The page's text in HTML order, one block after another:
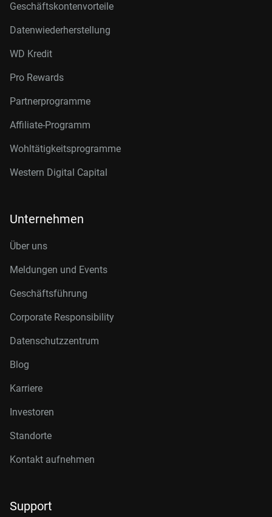
Geschäftskontenvorteile
Datenwiederherstellung
WD Kredit
Pro Rewards
Partnerprogramme
Affiliate-Programm
Wohltätigkeitsprogramme
Western Digital Capital
Unternehmen
Über uns
Meldungen und Events
Geschäftsführung
Corporate Responsibility
Datenschutzzentrum
Blog
Karriere
Investoren
Standorte
Kontakt aufnehmen
Support